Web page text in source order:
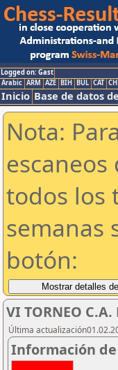
Logged on: Gast
Arabic ARM AZE BIH BUL CAT
Inicio Base de datos
Nota:
todos los
semanas
botón:
VI TORNEO
Última
Información